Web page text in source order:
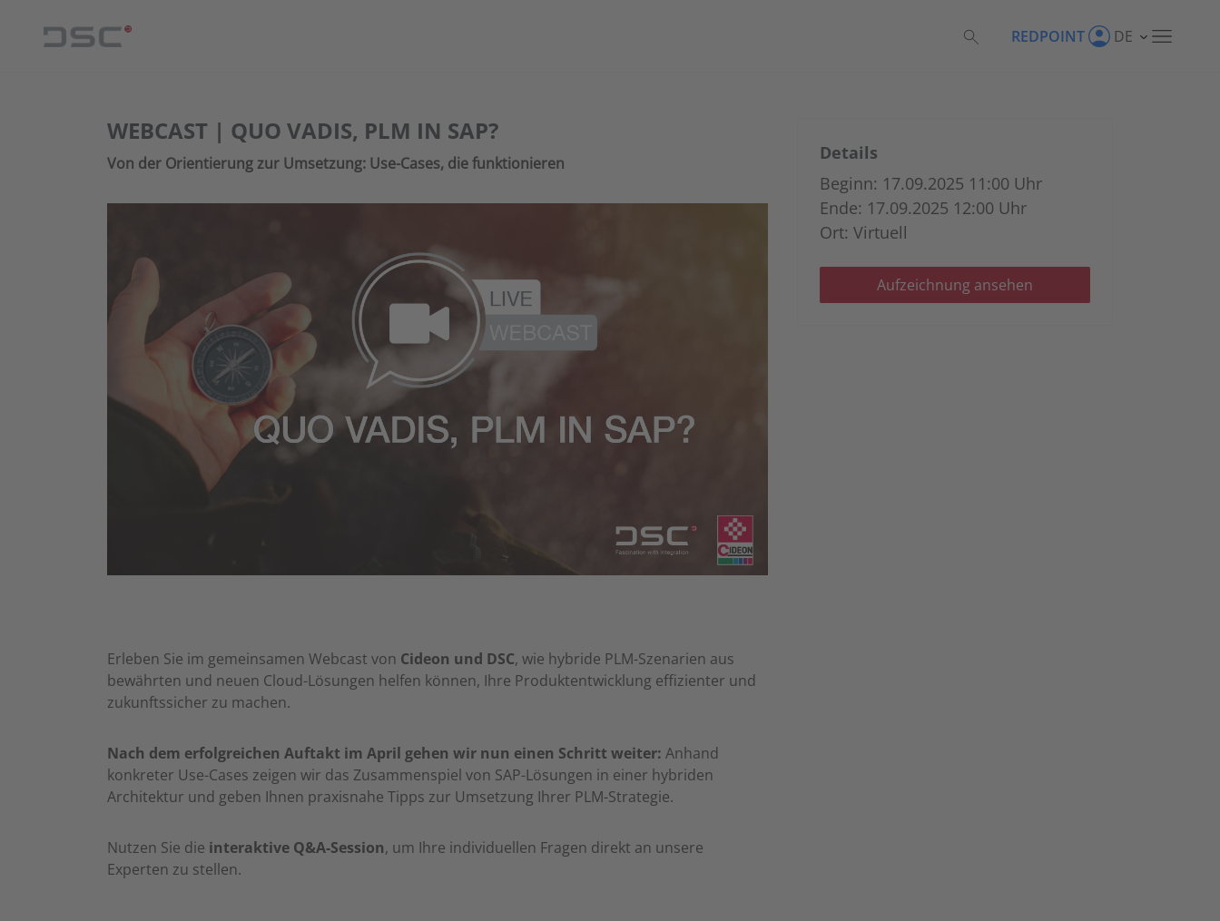
REDPOINT DE
WEBCAST | QUO VADIS, PLM IN SAP?
Von der Orientierung zur Umsetzung: Use-Cases, die funktionieren
Erleben Sie im gemeinsamen Webcast von Cideon und DSC, wie hybride PLM-Szenarien aus
bewährten und neuen Cloud-Lösungen helfen können, Ihre Produktentwicklung effizienter und
zukunftssicher zu machen.
Nach dem erfolgreichen Auftakt im April gehen wir nun einen Schritt weiter: Anhand
konkreter Use-Cases zeigen wir das Zusammenspiel von SAP-Lösungen in einer hybriden
Architektur und geben Ihnen praxisnahe Tipps zur Umsetzung Ihrer PLM-Strategie.
Nutzen Sie die interaktive Q&A-Session, um Ihre individuellen Fragen direkt an unsere
Experten zu stellen.
Details
Beginn: 17.09.2025 11:00 Uhr
Ende: 17.09.2025 12:00 Uhr
Ort: Virtuell
Aufzeichnung ansehen